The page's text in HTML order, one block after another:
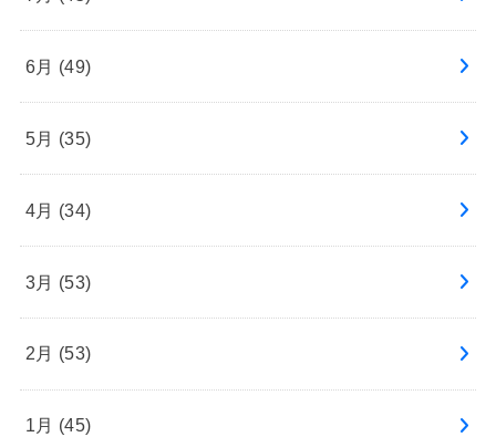
6月 (49)
5月 (35)
4月 (34)
3月 (53)
2月 (53)
1月 (45)